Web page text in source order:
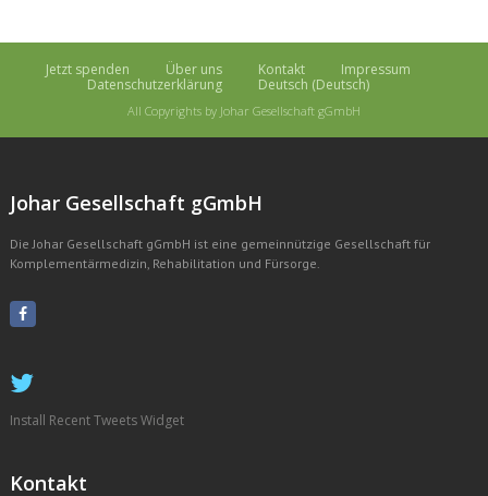
Jetzt spenden Über uns Kontakt
Impressum
Datenschutzerklärung
Deutsch (Deutsch)
All Copyrights by Johar Gesellschaft gGmbH
Johar Gesellschaft gGmbH
Die Johar Gesellschaft gGmbH ist eine gemeinnützige Gesellschaft für
Komplementärmedizin, Rehabilitation und Fürsorge.
Install Recent Tweets Widget
Kontakt